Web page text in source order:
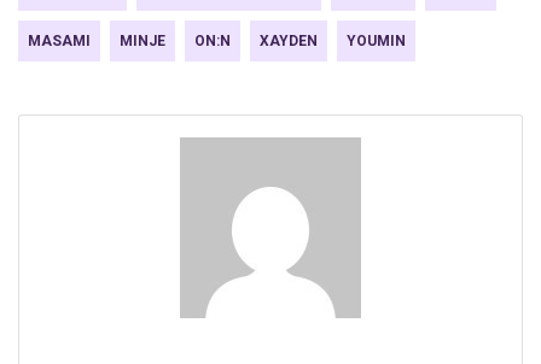
MASAMI MINJE ON:N XAYDEN YOUMIN